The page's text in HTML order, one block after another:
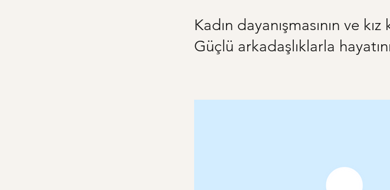
Kadın dayanışmasının ve
Güçlü arkadaşlıklarla